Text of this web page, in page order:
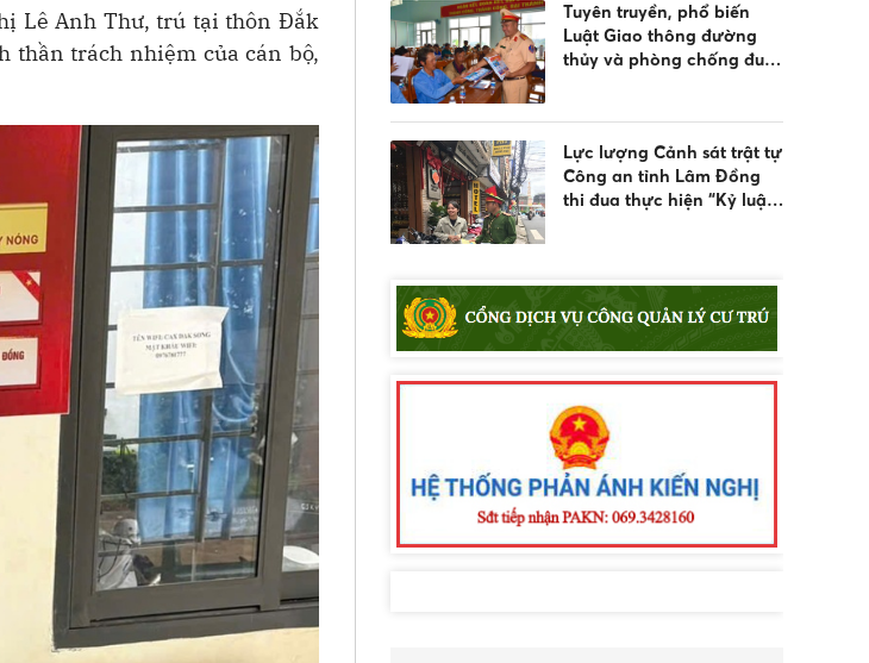
Lê Anh Thư, trú tại thôn Đắk
thần trách nhiệm của cán bộ,
Tuyên truyền, phổ biến
Luật Giao thông đường
thủy và phòng chống đuối
Lực lượng Cảnh sát trật tự
Công an tỉnh Lâm Đồng
thi đua thực hiện “Kỷ luật